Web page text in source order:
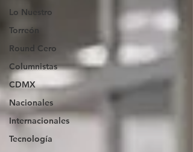
Lo Nuestro
Torreón
Round Cero
Columnistas
CDMX
Nacionales
Internacionales
Tecnología